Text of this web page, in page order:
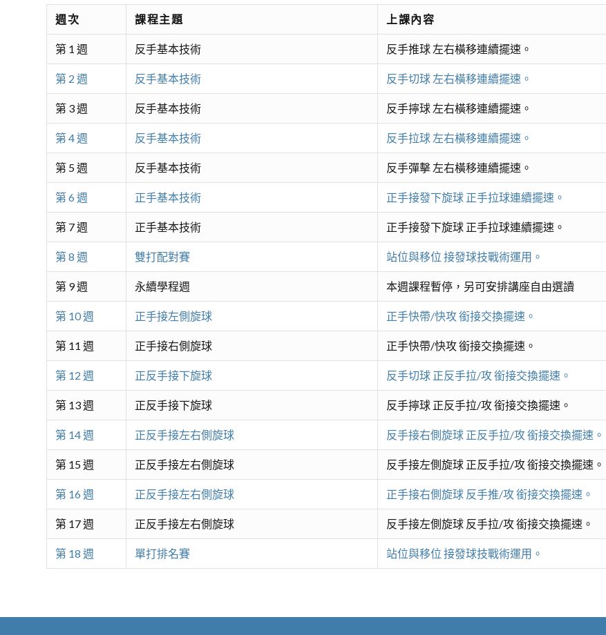
週次 課程主題 上課內容
第 1 週 反手基本技術 反手推球 左右橫移連續擺速。
第 2 週 反手基本技術 反手切球 左右橫移連續擺速。
第 3 週 反手基本技術 反手擰球 左右橫移連續擺速。
第 4 週 反手基本技術 反手拉球 左右橫移連續擺速。
第 5 週 反手基本技術 反手彈擊 左右橫移連續擺速。
第 6 週 正手基本技術 正手接發下旋球 正手拉球連續擺速。
第 7 週 正手基本技術 正手接發下旋球 正手拉球連續擺速。
第 8 週 雙打配對賽 站位與移位 接發球技戰術運用。
第 9 週 永續學程週 本週課程暫停，另可安排講座自由選讀
第 10 週 正手接左側旋球 正手快帶/快攻 銜接交換擺速。
第 11 週 正手接右側旋球 正手快帶/快攻 銜接交換擺速。
第 12 週 正反手接下旋球 反手切球 正反手拉/攻 銜接交換擺速。
第 13 週 正反手接下旋球 反手擰球 正反手拉/攻 銜接交換擺速。
第 14 週 正反手接左右側旋球 反手接右側旋球 正反手拉/攻 銜接交換擺速。
第 15 週 正反手接左右側旋球 反手接左側旋球 正反手拉/攻 銜接交換擺速。
第 16 週 正反手接左右側旋球 正手接右側旋球 反手推/攻 銜接交換擺速。
第 17 週 正反手接左右側旋球 反手接左側旋球 反手拉/攻 銜接交換擺速。
第 18 週 單打排名賽 站位與移位 接發球技戰術運用。